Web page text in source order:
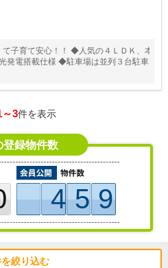
子育て安心！！ ◆人気の４ＬＤＫ、本
発電搭載仕様 ◆駐車場は並列３台駐車
～3件を表示
登録物件数
459
絞り込む